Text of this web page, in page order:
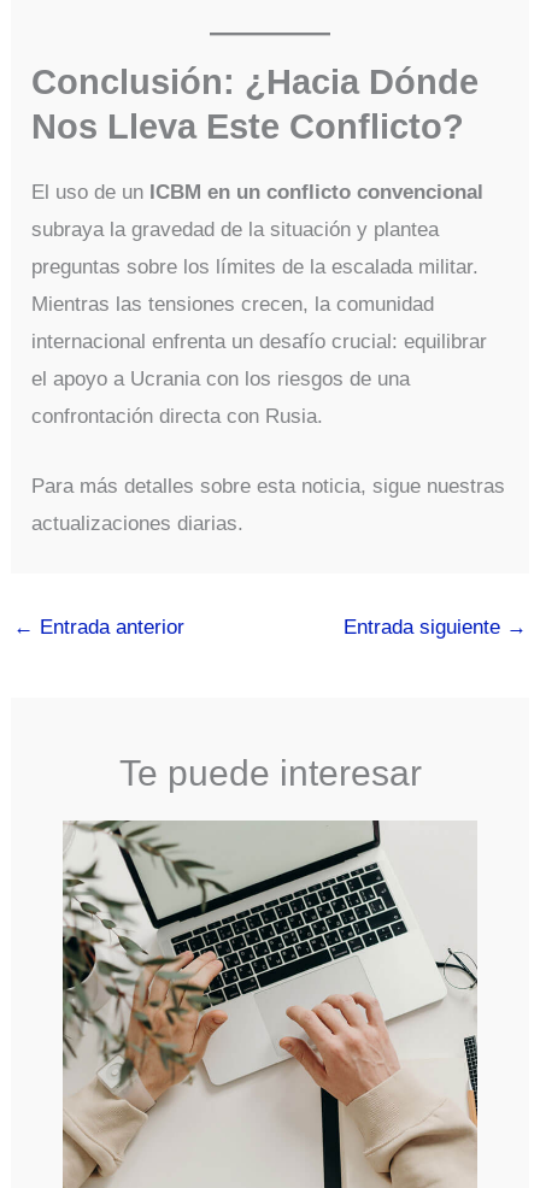
Conclusión: ¿Hacia Dónde
Nos Lleva Este Conflicto?
El uso de un ICBM en un conflicto convencional
subraya la gravedad de la situación y plantea
preguntas sobre los límites de la escalada militar.
Mientras las tensiones crecen, la comunidad
internacional enfrenta un desafío crucial: equilibrar
el apoyo a Ucrania con los riesgos de una
confrontación directa con Rusia.
Para más detalles sobre esta noticia, sigue nuestras
actualizaciones diarias.
← Entrada anterior Entrada siguiente →
Te puede interesar